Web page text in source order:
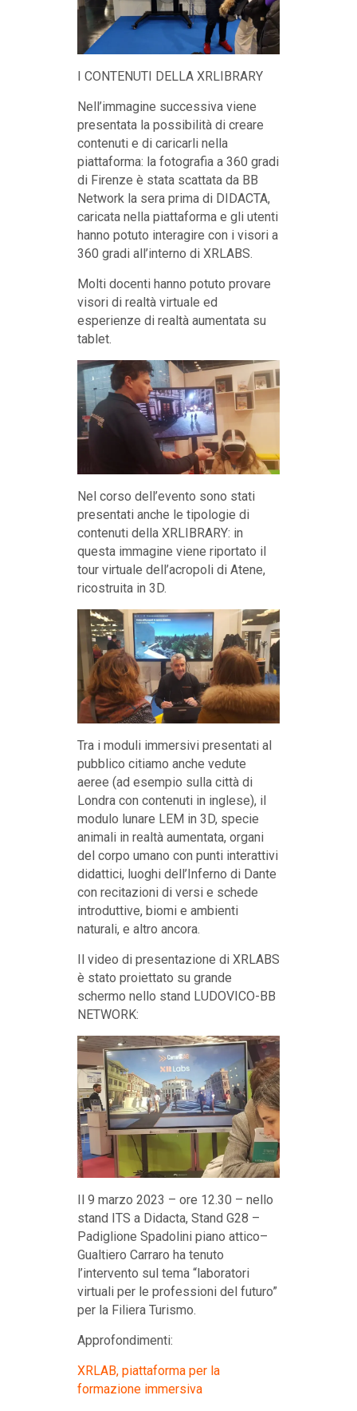
I CONTENUTI DELLA XRLIBRARY
Nell’immagine successiva viene
presentata la possibilità di creare
contenuti e di caricarli nella
piattaforma: la fotografia a 360 gradi
di Firenze è stata scattata da BB
Network la sera prima di DIDACTA,
caricata nella piattaforma e gli utenti
hanno potuto interagire con i visori a
360 gradi all’interno di XRLABS.
Molti docenti hanno potuto provare
visori di realtà virtuale ed
esperienze di realtà aumentata su
tablet.
Nel corso dell’evento sono stati
presentati anche le tipologie di
contenuti della XRLIBRARY: in
questa immagine viene riportato il
tour virtuale dell’acropoli di Atene,
ricostruita in 3D.
Tra i moduli immersivi presentati al
pubblico citiamo anche vedute
aeree (ad esempio sulla città di
Londra con contenuti in inglese), il
modulo lunare LEM in 3D, specie
animali in realtà aumentata, organi
del corpo umano con punti interattivi
didattici, luoghi dell’Inferno di Dante
con recitazioni di versi e schede
introduttive, biomi e ambienti
naturali, e altro ancora.
Il video di presentazione di XRLABS
è stato proiettato su grande
schermo nello stand LUDOVICO-BB
NETWORK:
Il 9 marzo 2023 – ore 12.30 – nello
stand ITS a Didacta, Stand G28 –
Padiglione Spadolini piano attico–
Gualtiero Carraro ha tenuto
l’intervento sul tema “laboratori
virtuali per le professioni del futuro”
per la Filiera Turismo.
Approfondimenti:
XRLAB, piattaforma per la
formazione immersiva